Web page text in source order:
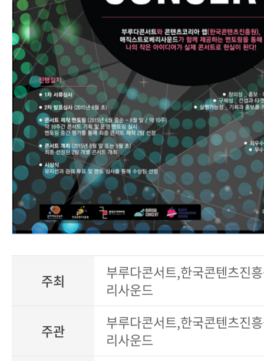
주최
부루다콘서트,한국콘텐츠진
리사운드
주관
부루다콘서트,한국콘텐츠진
리사운드